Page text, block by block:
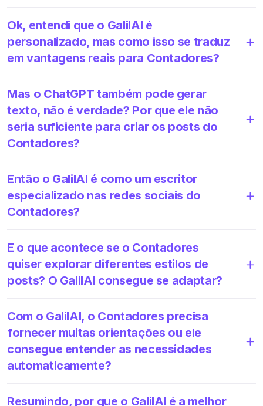
Ok, entendi que o GalilAI é
personalizado, mas como isso se traduz
em vantagens reais para Contadores?
Mas o ChatGPT também pode gerar
texto, não é verdade? Por que ele não
seria suficiente para criar os posts do
Contadores?
Então o GalilAI é como um escritor
especializado nas redes sociais do
Contadores?
E o que acontece se o Contadores
quiser explorar diferentes estilos de
posts? O GalilAI consegue se adaptar?
Com o GalilAI, o Contadores precisa
fornecer muitas orientações ou ele
consegue entender as necessidades
automaticamente?
Resumindo, por que o GalilAI é a melhor